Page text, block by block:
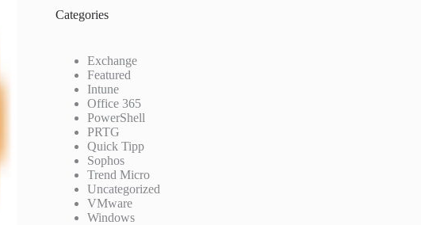
Categories
Exchange
Featured
Intune
Office 365
PowerShell
PRTG
Quick Tipp
Sophos
Trend Micro
Uncategorized
VMware
Windows